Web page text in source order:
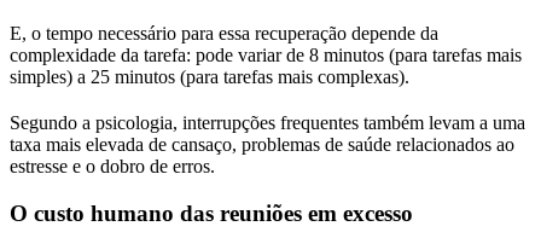
E, o tempo necessário para essa recuperação depende da
complexidade da tarefa: pode variar de 8 minutos (para tarefas mais
simples) a 25 minutos (para tarefas mais complexas).
Segundo a psicologia, interrupções frequentes também levam a uma
taxa mais elevada de cansaço, problemas de saúde relacionados ao
estresse e o dobro de erros.
O custo humano das reuniões em excesso